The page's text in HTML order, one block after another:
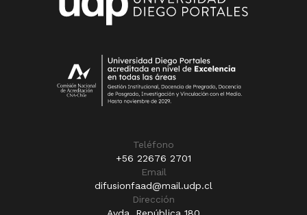
Teléfono
+56 22676 2701
Email
difusionfaad@mail.udp.cl
Dirección